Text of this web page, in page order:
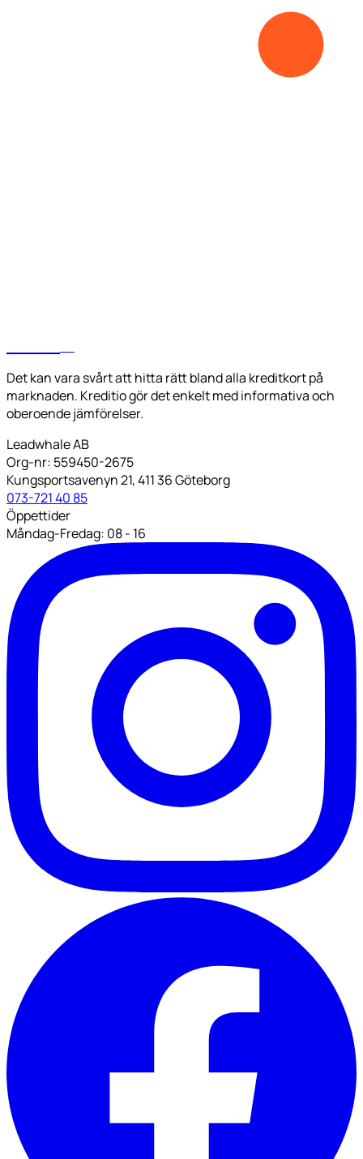
Det kan vara svårt att hitta rätt bland alla kreditkort på
marknaden. Kreditio gör det enkelt med informativa och
oberoende jämförelser.
Leadwhale AB
Org-nr: 559450-2675
Kungsportsavenyn 21, 411 36 Göteborg
073-721 40 85
Öppettider
Måndag-Fredag: 08 - 16